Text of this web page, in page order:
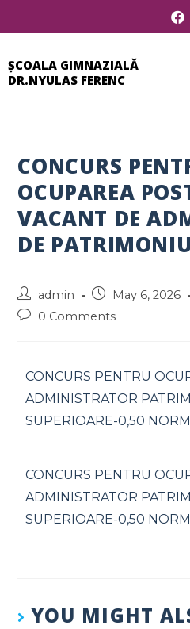
ȘCOALA GIMNAZIALĂ
DR.NYULAS FERENC
CONCURS
OCUPAREA
VACANT DE
DE
admin May 6, 2026
0 Comments
CONCURS PENTRU
ADMINISTRATOR
SUPERIOARE-0,50
CONCURS PENTRU
ADMINISTRATOR
SUPERIOARE-0,50
YOU MIGHT